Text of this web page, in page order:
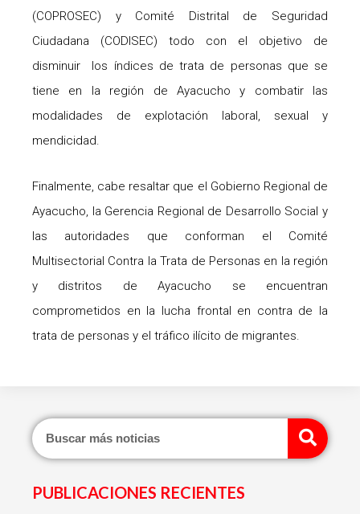
(COPROSEC) y Comité Distrital de Seguridad
Ciudadana (CODISEC) todo con el objetivo de
disminuir los índices de trata de personas que se
tiene en la región de Ayacucho y combatir las
modalidades de explotación laboral, sexual y
mendicidad.
Finalmente, cabe resaltar que el Gobierno Regional de
Ayacucho, la Gerencia Regional de Desarrollo Social y
las autoridades que conforman el Comité
Multisectorial Contra la Trata de Personas en la región
y distritos de Ayacucho se encuentran
comprometidos en la lucha frontal en contra de la
trata de personas y el tráfico ilícito de migrantes.
PUBLICACIONES RECIENTES